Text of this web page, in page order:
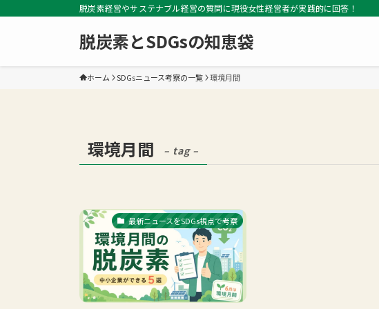
脱炭素経営やサステナブル経営の質問に現役女性経営者が実践的に回答！
脱炭素とSDGsの知恵袋
ホーム SDGsニュース考察の一覧 環境月間
環境月間 – tag –
最新ニュースをSDGs視点で考察